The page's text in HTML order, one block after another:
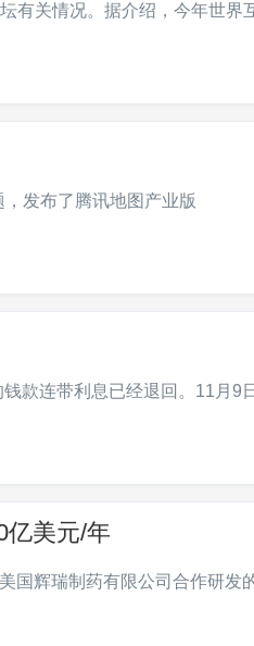
有关情况。据介绍，今年世界
发布了腾讯地图产业版
款连带利息已经退回。11月9
亿美元/年
国辉瑞制药有限公司合作研发